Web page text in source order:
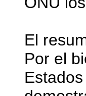
El
Por el